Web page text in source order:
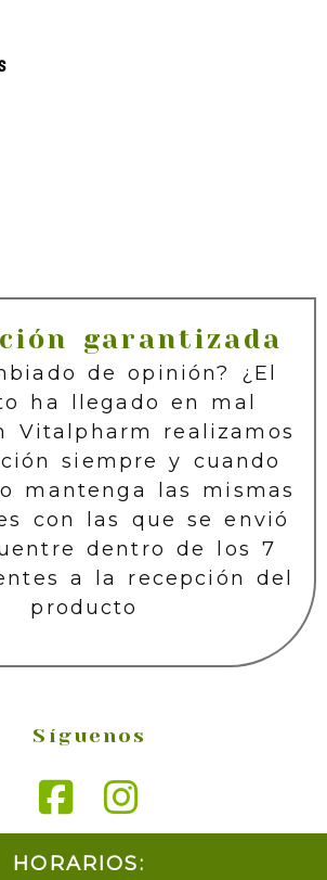
garantizada
de opinión? ¿El
ha llegado en mal
Vitalpharm realizamos
siempre y cuando
mantenga las mismas
con las que se envió
dentro de los 7
a la recepción del
producto
Síguenos
HORARIOS: